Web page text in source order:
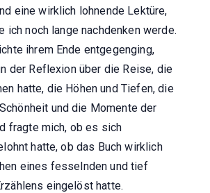
eine wirklich lohnende Lektüre,
ich noch lange nachdenken werde.
ihrem Ende entgegenging,
der Reflexion über die Reise, die
hatte, die Höhen und Tiefen, die
und die Momente der
fragte mich, ob es sich
hatte, ob das Buch wirklich
eines fesselnden und tief
eingelöst hatte.